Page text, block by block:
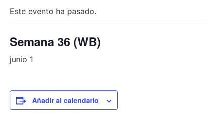
Este evento ha pasado.
Semana 36 (WB)
junio 1
Añadir al calendario